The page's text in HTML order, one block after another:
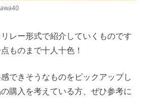
レー形式で紹介していくものです
ものまで十人十色！
できそうなものをピックアップし
購入を考えている方、ぜひ参考に